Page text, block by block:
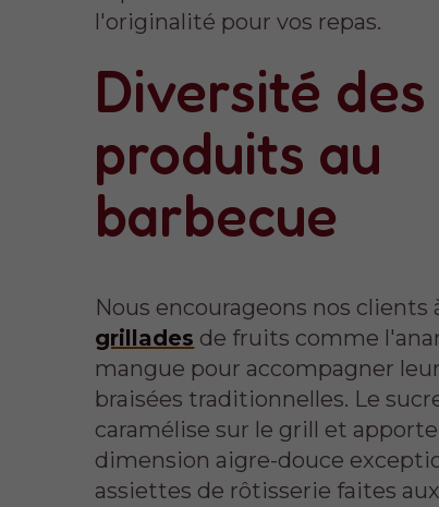
l'originalité pour vos repas.
Diversité des
produits au
barbecue
Nous encourageons nos clients
grillades de fruits comme
mangue pour accompagner
braisées traditionnelles. Le
caramélise sur le grill et
dimension aigre-douce
assiettes de rôtisserie faites